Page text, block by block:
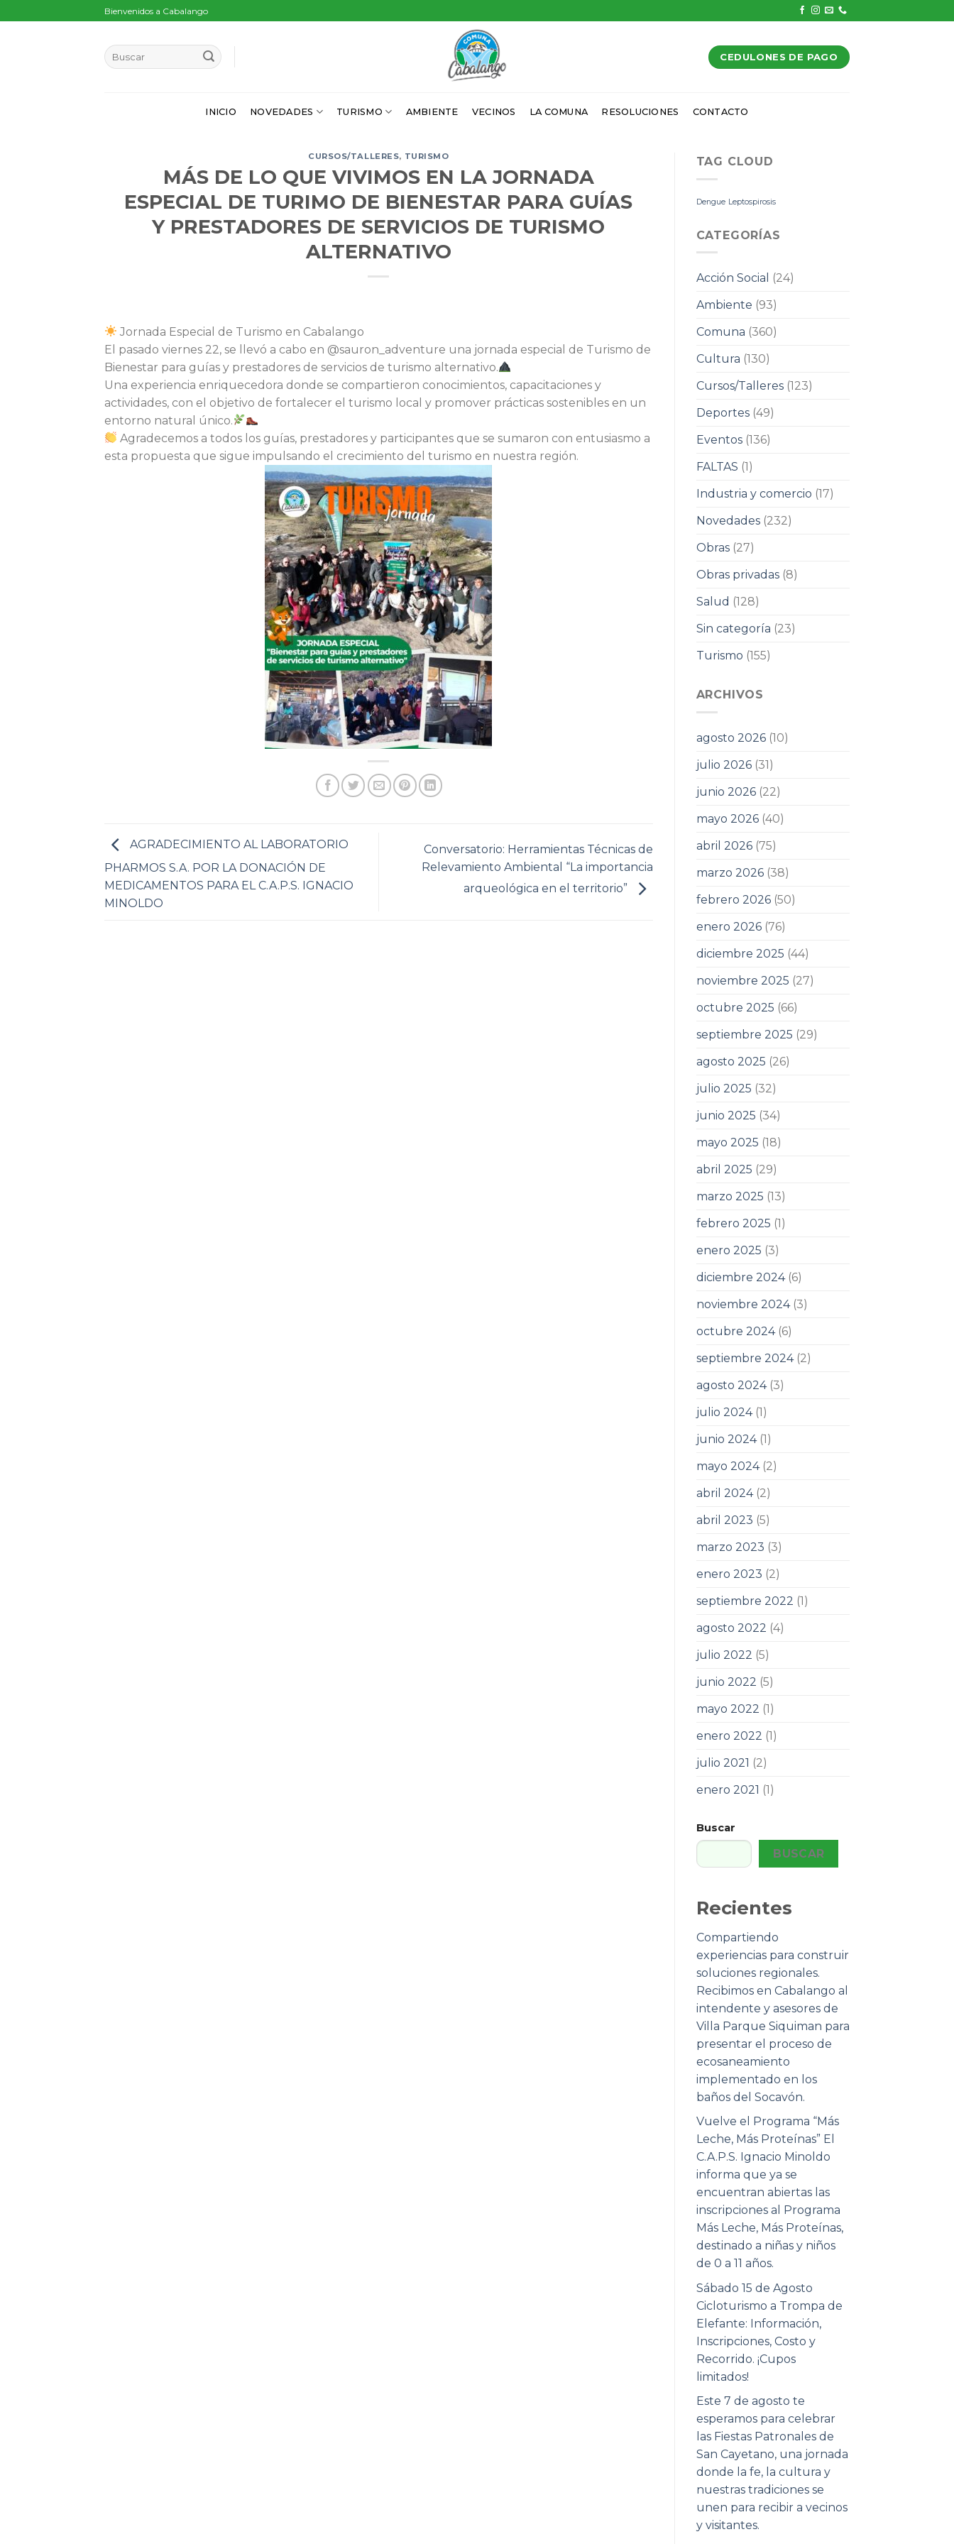
to
Bienvenidos a Cabalango
CEDULONES DE PAGO
INICIO NOVEDADES TURISMO AMBIENTE VECINOS LA COMUNA RESOLUCIONES CONTACTO
CURSOS/TALLERES, TURISMO
MÁS DE LO QUE VIVIMOS EN LA JORNADA
ESPECIAL DE TURIMO DE BIENESTAR PARA GUÍAS
Y PRESTADORES DE SERVICIOS DE TURISMO
ALTERNATIVO
Jornada Especial de Turismo en Cabalango
El pasado viernes 22, se llevó a cabo en @sauron_adventure una jornada especial de Turismo de
Bienestar para guías y prestadores de servicios de turismo alternativo.
Una experiencia enriquecedora donde se compartieron conocimientos, capacitaciones y
actividades, con el objetivo de fortalecer el turismo local y promover prácticas sostenibles en un
entorno natural único.
Agradecemos a todos los guías, prestadores y participantes que se sumaron con entusiasmo a
esta propuesta que sigue impulsando el crecimiento del turismo en nuestra región.
AGRADECIMIENTO AL LABORATORIO
PHARMOS S.A. POR LA DONACIÓN DE
MEDICAMENTOS PARA EL C.A.P.S. IGNACIO
MINOLDO
Conversatorio: Herramientas Técnicas de
Relevamiento Ambiental “La importancia
arqueológica en el territorio”
TAG CLOUD
Dengue Leptospirosis
CATEGORÍAS
Acción Social
(24)
Ambiente (93)
Comuna (360)
Cultura (130)
Cursos/Talleres(123)
Deportes(49)
Eventos(136)
FALTAS (1)
Industria y comercio (17)
Novedades(232)
Obras(27)
Obras privadas(8)
Salud (128)
Sin categoría (23)
Turismo (155)
ARCHIVOS
agosto 2026(10)
julio 2026(31)
junio 2026(22)
mayo 2026(40)
abril 2026(75)
marzo 2026(38)
febrero 2026(50)
enero 2026(76)
diciembre 2025 (44)
noviembre 2025 (27)
octubre 2025 (66)
septiembre 2025 (29)
agosto 2025 (26)
julio 2025 (32)
junio 2025 (34)
mayo 2025 (18)
abril 2025 (29)
marzo 2025 (13)
febrero 2025 (1)
enero 2025 (3)
diciembre 2024(6)
noviembre 2024(3)
octubre 2024(6)
septiembre 2024(2)
agosto 2024(3)
julio 2024(1)
junio 2024(1)
mayo 2024(2)
abril 2024(2)
abril 2023 (5)
marzo 2023 (3)
enero 2023 (2)
septiembre 2022 (1)
agosto 2022 (4)
julio 2022 (5)
junio 2022 (5)
mayo 2022 (1)
enero 2022 (1)
julio 2021 (2)
enero 2021 (1)
Buscar
BUSCAR
Recientes
Compartiendo
experiencias para construir
soluciones regionales.
Recibimos en Cabalango al
intendente y asesores de
Villa Parque Siquiman para
presentar el proceso de
ecosaneamiento
implementado en los
baños del Socavón.
Vuelve el Programa “Más
Leche, Más Proteínas” El
C.A.P.S. Ignacio Minoldo
informa que ya se
encuentran abiertas las
inscripciones al Programa
Más Leche, Más Proteínas,
destinado a niñas y niños
de 0 a 11 años.
Sábado 15 de Agosto
Cicloturismo a Trompa de
Elefante: Información,
Inscripciones, Costo y
Recorrido. ¡Cupos
limitados!
Este 7 de agosto te
esperamos para celebrar
las Fiestas Patronales de
San Cayetano, una jornada
donde la fe, la cultura y
nuestras tradiciones se
unen para recibir a vecinos
y visitantes.